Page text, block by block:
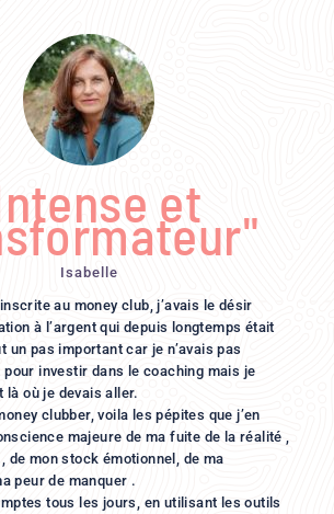
et
Isabelle
au money club, j’avais le désir
à l’argent qui depuis longtemps était
un pas important car je n’avais pas
pour investir dans le coaching mais je
là où je devais aller.
clubber, voila les pépites que j’en
majeure de ma fuite de la réalité ,
de mon stock émotionnel, de ma
peur de manquer .
tous les jours, en utilisant les outils